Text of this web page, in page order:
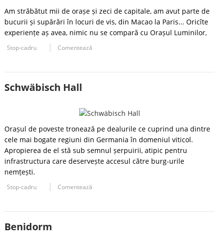
Am străbătut mii de orașe și zeci de capitale, am avut parte de
bucurii și supărări în locuri de vis, din Macao la Paris... Oricîte
experiențe aș avea, nimic nu se compară cu Orașul Luminilor,
Stop-cadru Comentează
Schwäbisch Hall
Orașul de poveste tronează pe dealurile ce cuprind una dintre
cele mai bogate regiuni din Germania în domeniul viticol.
Apropierea de el stă sub semnul șerpuirii, atipic pentru
infrastructura care deservește accesul către burg-urile
nemțești.
Stop-cadru Comentează
Benidorm